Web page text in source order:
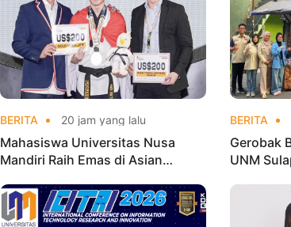
BERITA 20 jam yang lalu
Mahasiswa Universitas Nusa
Mandiri Raih Emas di Asian
Championships 2026
BERITA
Gerobak
UNM